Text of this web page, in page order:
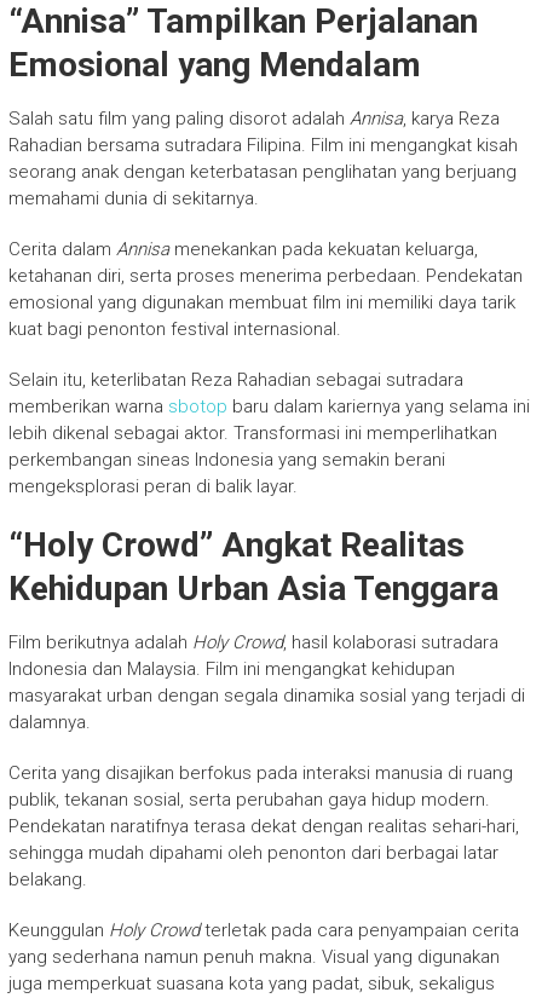
“Annisa” Tampilkan Perjalanan
Emosional yang Mendalam
Salah satu film yang paling disorot adalah Annisa, karya Reza
Rahadian bersama sutradara Filipina. Film ini mengangkat kisah
seorang anak dengan keterbatasan penglihatan yang berjuang
memahami dunia di sekitarnya.
Cerita dalam Annisamenekankan pada kekuatan keluarga,
ketahanan diri, serta proses menerima perbedaan. Pendekatan
emosional yang digunakan membuat film ini memiliki daya tarik
kuat bagi penonton festival internasional.
Selain itu, keterlibatan Reza Rahadian sebagai sutradara
memberikan warna sbotop baru dalam kariernya yang selama ini
lebih dikenal sebagai aktor. Transformasi ini memperlihatkan
perkembangan sineas Indonesia yang semakin berani
mengeksplorasi peran di balik layar.
“Holy Crowd” Angkat Realitas
Kehidupan Urban Asia Tenggara
Film berikutnya adalah Holy Crowd, hasil kolaborasi sutradara
Indonesia dan Malaysia. Film ini mengangkat kehidupan
masyarakat urban dengan segala dinamika sosial yang terjadi di
dalamnya.
Cerita yang disajikan berfokus pada interaksi manusia di ruang
publik, tekanan sosial, serta perubahan gaya hidup modern.
Pendekatan naratifnya terasa dekat dengan realitas sehari-hari,
sehingga mudah dipahami oleh penonton dari berbagai latar
belakang.
Keunggulan Holy Crowdterletak pada cara penyampaian cerita
yang sederhana namun penuh makna. Visual yang digunakan
juga memperkuat suasana kota yang padat, sibuk, sekaligus